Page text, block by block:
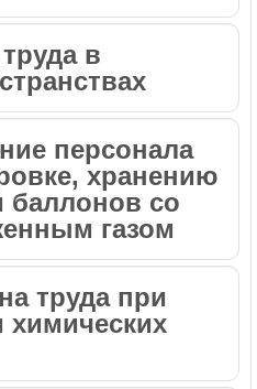
в
персонала
хранению
баллонов со
газом
труда при
химических